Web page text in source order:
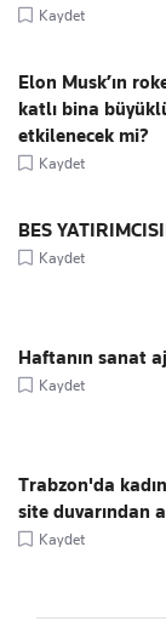
Kaydet
Elon Musk’ın
katlı bina
etkilenecek mi?
Kaydet
BES
Kaydet
Haftanın sanat
Kaydet
Trabzon'da
site duvarından
Kaydet